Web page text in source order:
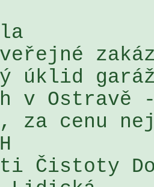
úklid
v Ostravě
za cenu
Čistoty